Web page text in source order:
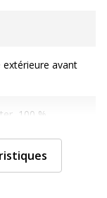
extérieure avant
100 %
Poignée